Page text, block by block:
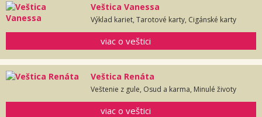
Veštica Vanessa
Výklad kariet, Tarotové karty, Cigánské karty
viac o veštici
Veštica Renáta
Veštenie z gule, Osud a karma, Minulé životy
viac o veštici